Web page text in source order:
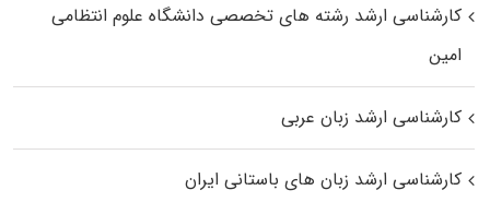
کارشناسی ارشد رﺷﺘﻪ ﻫﺎی تخصصی داﻧﺸﮕﺎه ﻋﻠﻮم انتظامی
اﻣﻴﻦ
کارشناسی ارشد زبان عربی
کارشناسی ارشد زبان‌ های باستانی ایران